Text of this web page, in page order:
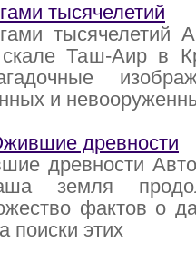
тысячелетий
тысячелетий
Таш-Аир в
и
древности
древности
земля
фактов о
поиски этих